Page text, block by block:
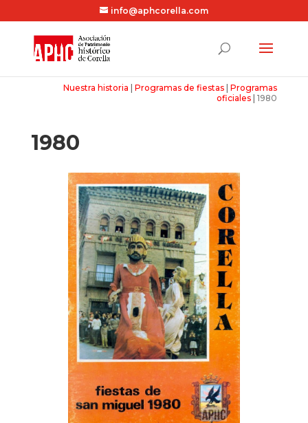
info@aphcorella.com
Nuestra historia |Programas de fiestas |Programas
oficiales |1980
1980